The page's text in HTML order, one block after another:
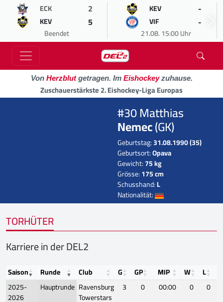
ECK 2
KEV 5
Beendet
KEV -
VIF -
21.08. 15:00 Uhr
Von Herzblutgetragen. Im Eishockeyzuhause.
Zuschauerstärkste 2. Eishockey-Liga Europas
#30 Matthias
Nemec(GK)
Geburtstag:31.08.1990 (35)
Geburtsort:Opava
Gewicht:75 kg
Grösse:175 cm
Schusshand:L
Nationalität:
TORHÜTER
Karriere in der DEL2
Saison Runde Club G GP MIP W L
2025-
2026
Hauptrunde Ravensburg
Towerstars
3 0 00:00 0 0